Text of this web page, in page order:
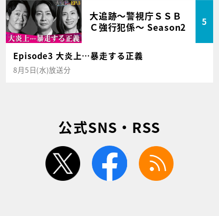
大追跡～警視庁ＳＳＢ
Ｃ強行犯係～ Season2
5
Episode3 大炎上…暴走する正義
8月5日(水)放送分
公式SNS・RSS
twitter facebook